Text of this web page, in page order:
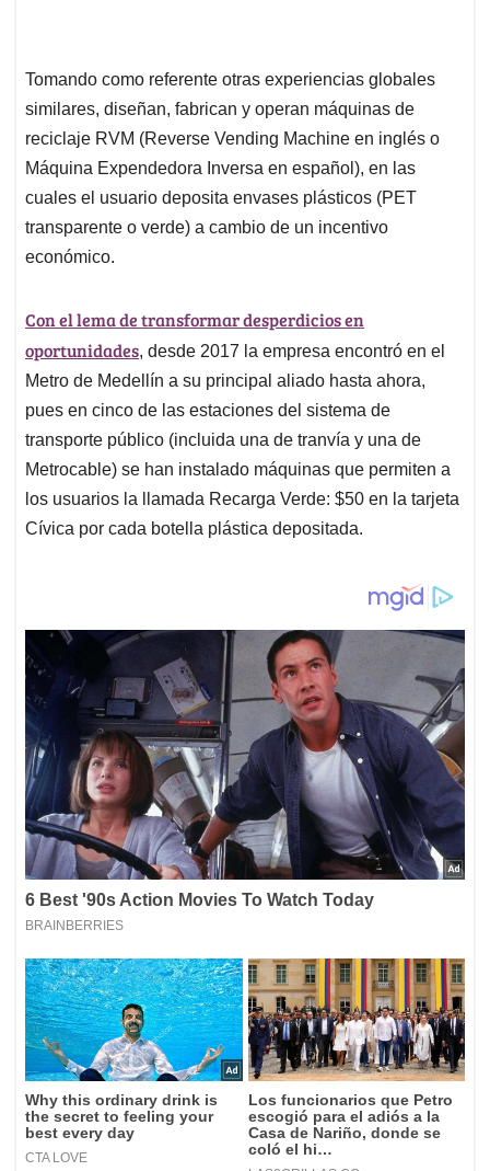
Tomando como referente otras experiencias globales
similares, diseñan, fabrican y operan máquinas de
reciclaje RVM (Reverse Vending Machine en inglés o
Máquina Expendedora Inversa en español), en las
cuales el usuario deposita envases plásticos (PET
transparente o verde) a cambio de un incentivo
económico.
Con el lema de transformar desperdicios en
oportunidades, desde 2017 la empresa encontró en el
Metro de Medellín a su principal aliado hasta ahora,
pues en cinco de las estaciones del sistema de
transporte público (incluida una de tranvía y una de
Metrocable) se han instalado máquinas que permiten a
los usuarios la llamada Recarga Verde: $50 en la tarjeta
Cívica por cada botella plástica depositada.